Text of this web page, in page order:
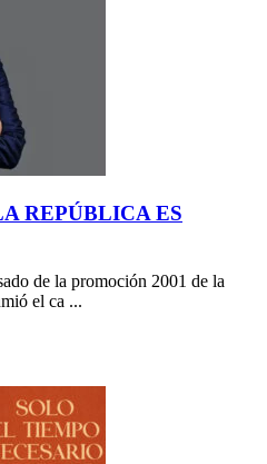
REPÚBLICA ES
de la promoción 2001 de la
el ca ...